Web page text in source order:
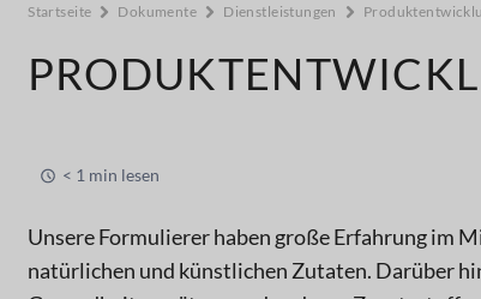
Startseite Dokumente Dienstleistungen
< 1 min lesen
Unsere Formulierer haben große Erfahrung im
natürlichen und künstlichen Zutaten. Darüber